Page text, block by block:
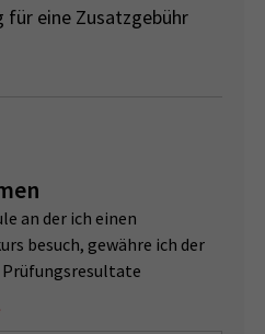
für eine Zusatzgebühr
an der ich einen
besuch, gewähre ich der
Prüfungsresultate